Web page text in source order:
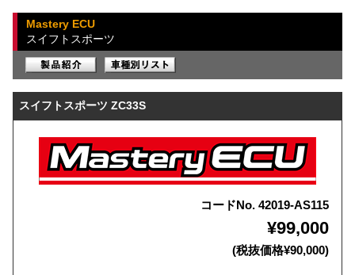
Mastery ECU
スイフトスポーツ
スイフトスポーツ ZC33S
コードNo. 42019-AS115
¥99,000
(税抜価格¥90,000)